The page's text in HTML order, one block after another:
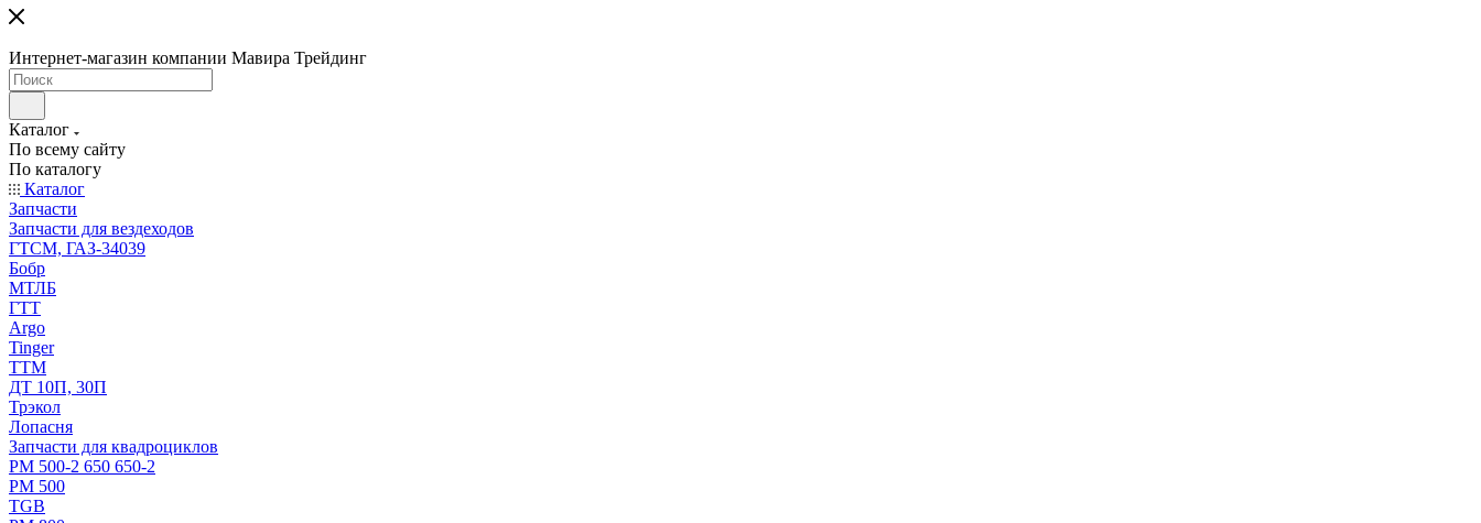
Интернет-магазин компании Мавира Трейдинг
Каталог
По всему сайту
По каталогу
Каталог
Запчасти
Запчасти для вездеходов
ГТСМ, ГАЗ-34039
Бобр
МТЛБ
ГТТ
Argo
Tinger
ТТМ
ДТ 10П, 30П
Трэкол
Лопасня
Запчасти для квадроциклов
РМ 500-2 650 650-2
РМ 500
TGB